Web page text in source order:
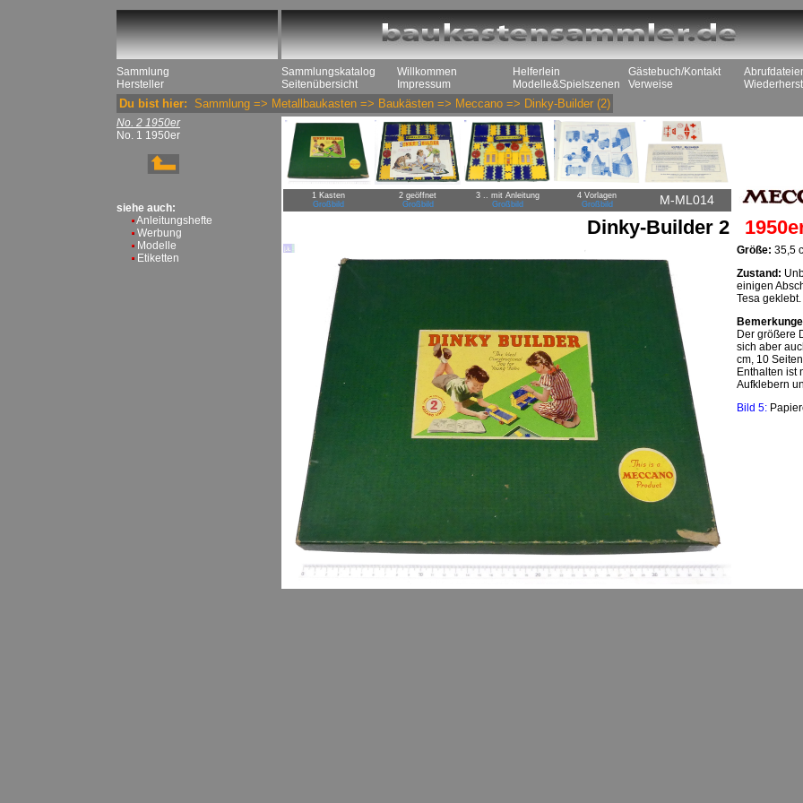
Sammlung
Hersteller
Sammlungskatalog
Seitenübersicht
Willkommen
Impressum
Helferlein
Modelle&Spielszenen
Gästebuch/Kontakt
Verweise
Du bist hier: Sammlung => Metallbaukasten => Baukästen => Meccano => Dinky-Builder (2)
No. 2 1950er
No. 1 1950er
siehe auch:
Anleitungshefte
Werbung
Modelle
Etiketten
1 Kasten
Großbild
2 geöffnet
Großbild
3 .. mit Anleitung
Großbild
4 Vorlagen
Großbild
M-ML014
Dinky-Builder 2
Größe: 35,5
Zustand:
einigen
Tesa geklebt.
Der größere
sich aber
cm, 10
Enthalten ist
Aufklebern
Bild 5: